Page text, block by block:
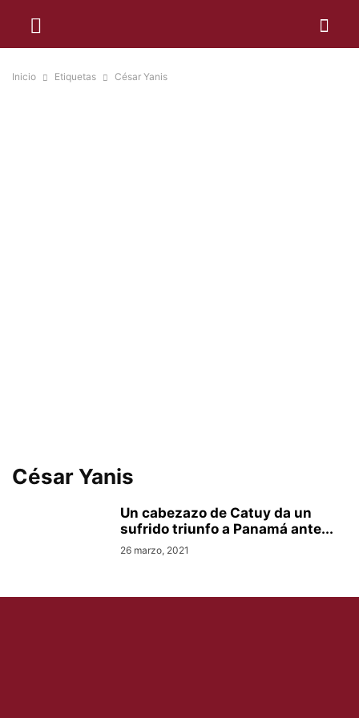
Inicio Etiquetas César Yanis
César Yanis
Un cabezazo de Catuy da un
sufrido triunfo a Panamá ante...
26 marzo, 2021